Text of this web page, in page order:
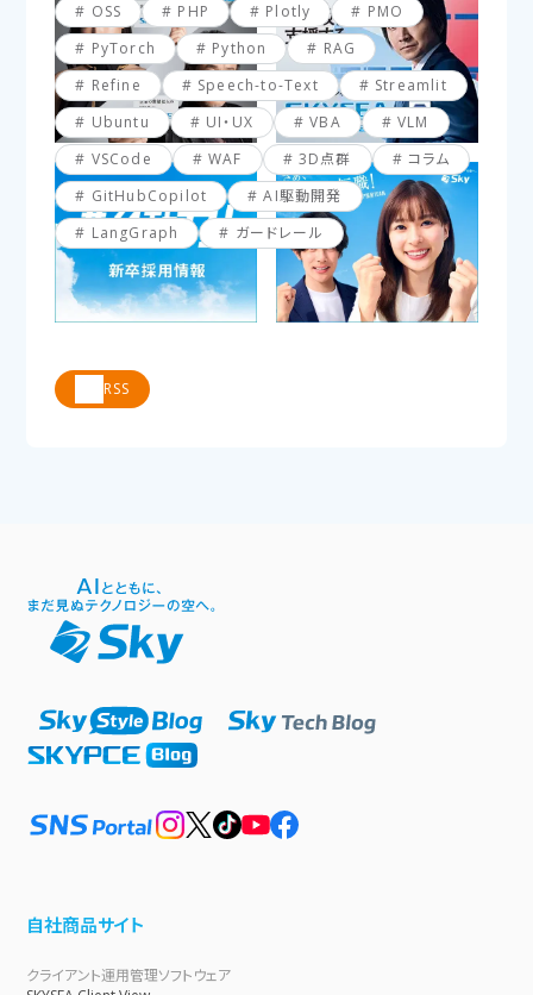
OSS
PHP Plotly
PMO
PyTorch
Python
RAG
Refine
Speech-to-Text
Streamlit
Ubuntu
UI・UX VBA
VLM
VSCode
WAF 3D点群
コラム
GitHubCopilot
AI駆動開発
LangGraph
ガードレール
RSS
自社商品サイト
クライアント運用管理ソフトウェア